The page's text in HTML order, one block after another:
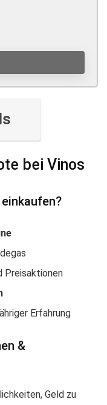
bei Vinos
Preisaktionen
Erfahrung
&
Geld zu